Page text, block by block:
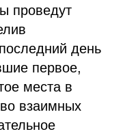
проведут
день
первое,
места в
во взаимных